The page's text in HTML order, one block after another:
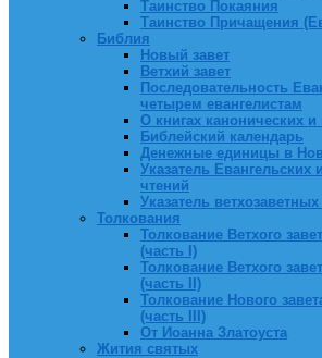
Таинство Покаяния
Таинство Причащения
Библия
Новый завет
Ветхий завет
Последовательность
четырем евангелистам
О книгах канонических и
Библейский календарь
Денежные единицы в
Указатель Евангельских
чтений
Указатель
Толкования
Толкование Ветхого
(часть I)
Толкование Ветхого
(часть II)
Толкование Нового
(часть III)
От Иоанна Златоуста
Жития святых